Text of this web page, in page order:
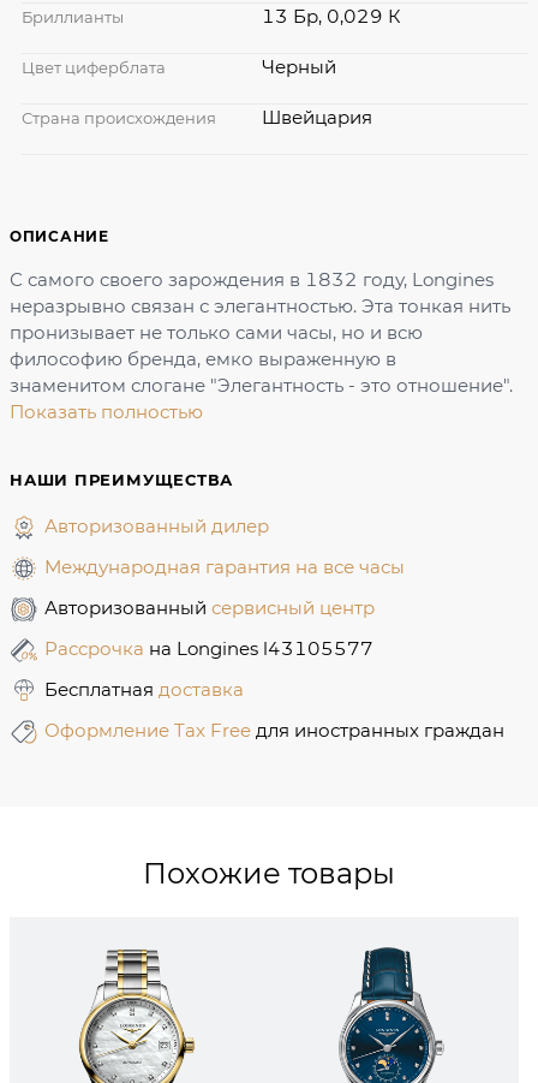
ОПИСАНИЕ
С самого своего зарождения в 1832 году, Longines
неразрывно связан с элегантностью. Эта тонкая нить
пронизывает не только сами часы, но и всю
философию бренда, емко выраженную в
знаменитом слогане "Элегантность - это отношение".
Показать полностью
НАШИ ПРЕИМУЩЕСТВА
Авторизованный дилер
Международная гарантия на все часы
Авторизованный сервисный центр
Рассрочка на Longines l43105577
Бесплатная доставка
Оформление Tax Free для иностранных граждан
Бриллианты 13 Бр, 0,029 К
Цвет циферблата Черный
Страна происхождения Швейцария
Похожие товары